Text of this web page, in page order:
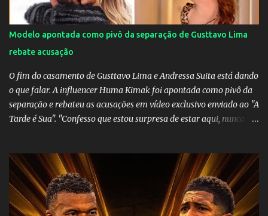
Modelo apontada como pivô da separação de Gusttavo Lima
rebate acusação
O fim do casamento de Gusttavo Lima e Andressa Suita está dando
o que falar. A influencer Huma Kimak foi apontada como pivô da
separação e rebateu as acusações em vídeo exclusivo enviado ao "A
Tarde é Sua". "Confesso que estou surpresa de estar aqui, nunca
nenhum tipo de contato, nem de fã porque sou fã dele", disse
Huma Kimak. A influencer também contou que recebe diversos
ataques na internet desde a época em que foi contratada para
fazer a divulgação de uma live do Gusttavo Lima em Manaus,